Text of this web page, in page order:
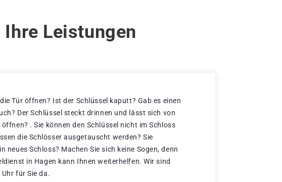
Leistungen
Tür öffnen? Ist der Schlüssel kaputt? Gab es einen
Der Schlüssel steckt drinnen und lässt sich von
. Sie können den Schlüssel nicht im Schloss
die Schlösser ausgetauscht werden? Sie
neues Schloss? Machen Sie sich keine Sogen, denn
in Hagen kann Ihnen weiterhelfen. Wir sind
für Sie da.